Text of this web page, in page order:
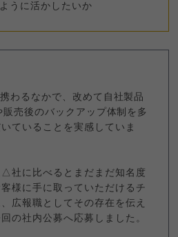
うに活かしたいか
わるなかで、改めて自社製品
売後のバックアップ体制を多
ていることを実感していま
社に比べるとまだまだ知名度
様に手に取っていただけるチ
広報職としてその存在を伝え
の社内公募へ応募しました。